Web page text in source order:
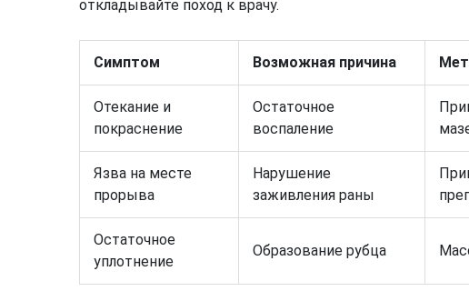
откладывайте поход к врачу.
Симптом Возможная причина
Отекание и
покраснение
Остаточное
воспаление
Язва на месте
прорыва
Нарушение
заживления раны
Остаточное
уплотнение
Образование рубца